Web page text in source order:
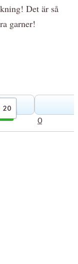
Det är så
garner!
20
Gilla
0